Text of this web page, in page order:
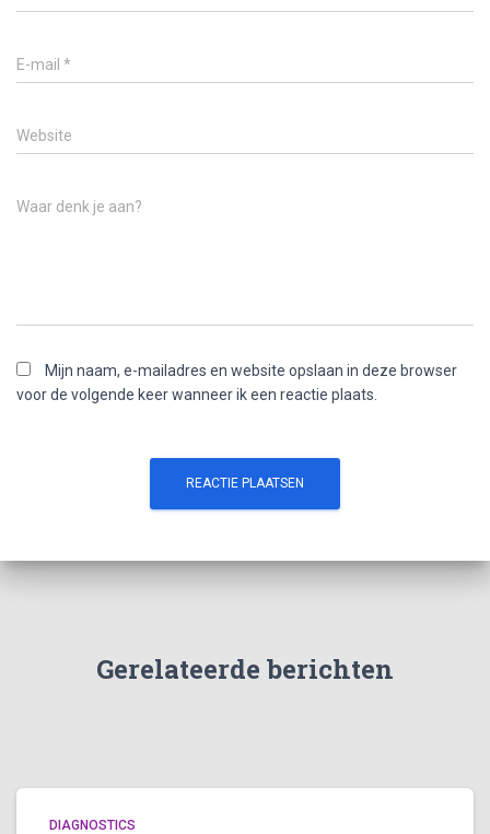
E-mail *
Website
Waar denk je aan?
Mijn naam, e-mailadres en website opslaan in deze browser
voor de volgende keer wanneer ik een reactie plaats.
Gerelateerde berichten
DIAGNOSTICS